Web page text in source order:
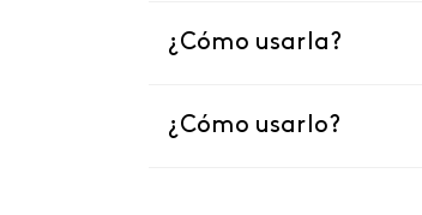
¿Cómo usarla?
¿Cómo usarlo?